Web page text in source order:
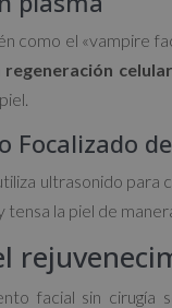
como el «vampire
regeneración celular
Focalizado
ultrasonido para
tensa la piel de
facial sin